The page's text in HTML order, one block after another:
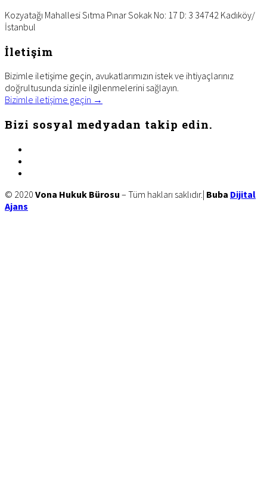
Kozyatağı Mahallesi Sıtma Pınar Sokak No: 17 D: 3 34742 Kadıköy/
İstanbul
İletişim
Bizimle iletişime geçin, avukatlarımızın istek ve ihtiyaçlarınız
doğrultusunda sizinle ilgilenmelerini sağlayın.
Bizimle iletişime geçin →
Bizi sosyal medyadan takip edin.
Site
© 2020 Vona Hukuk Bürosu – Tüm hakları saklıdır.| Buba Dijital
Ajans